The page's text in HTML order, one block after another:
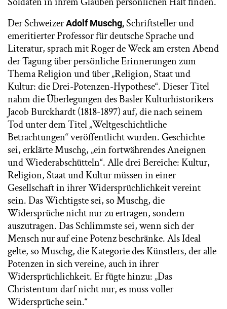
Der SchweizerAdolf Muschg,Schriftsteller und
emeritierter Professor für deutsche Sprache und
Literatur, sprach mit Roger de Weck am ersten Abend
der Tagung über persönliche Erinnerungen zum
Thema Religion und über „Religion, Staat und
Kultur: die Drei-Potenzen-Hypothese“. Dieser Titel
nahm die Überlegungen des Basler Kulturhistorikers
Jacob Burckhardt (1818-1897) auf, die nach seinem
Tod unter dem Titel „Weltgeschichtliche
Betrachtungen“ veröffentlicht wurden. Geschichte
sei, erklärte Muschg, „ein fortwährendes Aneignen
und Wiederabschütteln“. Alle drei Bereiche: Kultur,
Religion, Staat und Kultur müssen in einer
Gesellschaft in ihrer Widersprüchlichkeit vereint
sein. Das Wichtigste sei, so Muschg, die
Widersprüche nicht nur zu ertragen, sondern
auszutragen. Das Schlimmste sei, wenn sich der
Mensch nur auf eine Potenz beschränke. Als Ideal
gelte, so Muschg, die Kategorie des Künstlers, der alle
Potenzen in sich vereine, auch in ihrer
Widersprüchlichkeit. Er fügte hinzu: „Das
Christentum darf nicht nur, es muss voller
Widersprüche sein.“